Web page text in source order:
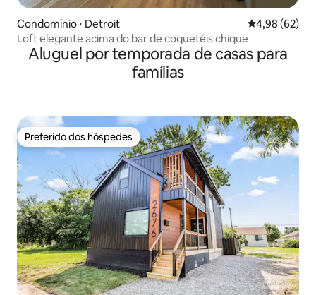
Condomínio ⋅ Detroit 4,98 de uma
4,98 (62)
Loft elegante acima do bar de coquetéis chique
Aluguel por temporada de casas para
famílias
Preferido dos hóspedes
Preferido dos hóspedes